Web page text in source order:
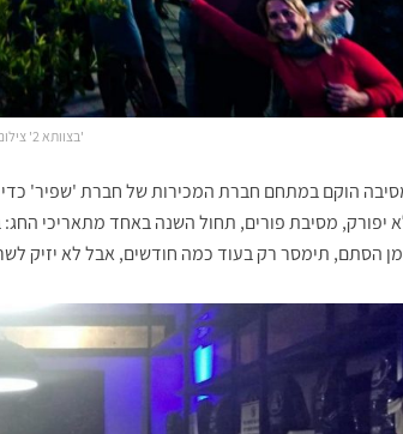
'בצוותא 2' צילום: מור לאטי
הוקם במתחם חברת המכירות של חברת 'שפיר' כדי
הסתם, תימסר רק בעוד כמה חודשים, אבל לא יזיק